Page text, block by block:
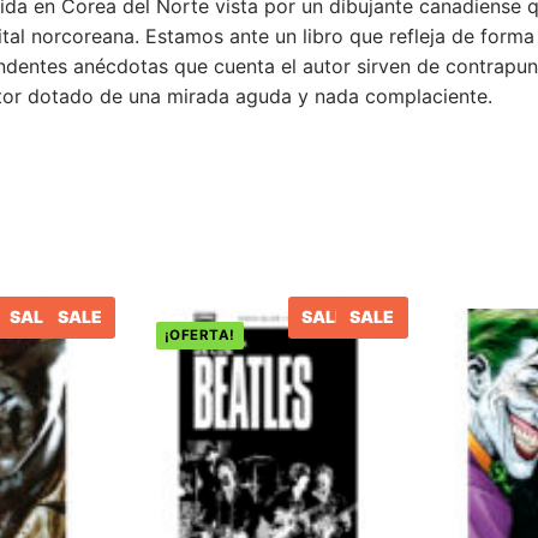
en Corea del Norte vista por un dibujante canadiense
norcoreana. Estamos ante un libro que refleja de
anécdotas que cuenta el autor sirven de
dotado de una mirada aguda y nada complaciente.
SALE SALE
¡OFERTA!
SALE SALE